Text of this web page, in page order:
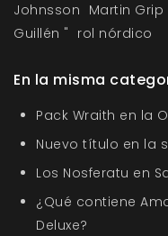
Johnsson Martin Grip
Guillén " rol nórdico
En la misma
Pack Wraith en la
Nuevo título en la
Los Nosferatu en
¿Qué contiene
Deluxe?